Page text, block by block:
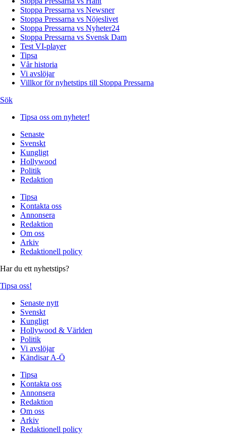
Stoppa Pressarna vs Newsner
Stoppa Pressarna vs Nöjeslivet
Stoppa Pressarna vs Nyheter24
Stoppa Pressarna vs Svensk Dam
Test VI-player
Tipsa
Vår historia
Vi avslöjar
Villkor för nyhetstips till Stoppa Pressarna
Sök
Tipsa oss om nyheter!
Senaste
Svenskt
Kungligt
Hollywood
Politik
Redaktion
Tipsa
Kontakta oss
Annonsera
Redaktion
Om oss
Arkiv
Redaktionell policy
Har du ett nyhetstips?
Tipsa oss!
Senaste nytt
Svenskt
Kungligt
Hollywood & Världen
Politik
Vi avslöjar
Kändisar A-Ö
Tipsa
Kontakta oss
Annonsera
Redaktion
Om oss
Arkiv
Redaktionell policy